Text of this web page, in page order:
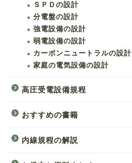
ＳＰＤの設計
分電盤の設計
強電設備の設計
弱電設備の設計
カーボンニュートラルの設計
家庭の電気設備の設計
高圧受電設備規程
おすすめの書籍
内線規程の解説